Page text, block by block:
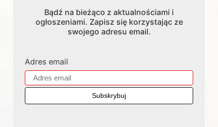
Bądź na bieżąco z aktualnościami i
ogłoszeniami. Zapisz się korzystając ze
swojego adresu email.
Adres email